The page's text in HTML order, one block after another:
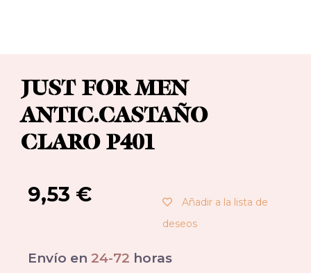
JUST FOR MEN
ANTIC.CASTAÑO
CLARO P401
9,53 €
Añadir a la lista de
deseos
Envío en 24-72 horas